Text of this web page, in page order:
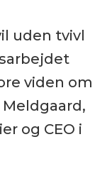
uden tvivl
viden om
og CEO i